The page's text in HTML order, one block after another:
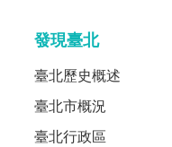
發現臺北
臺北歷史概述
臺北市概況
臺北行政區